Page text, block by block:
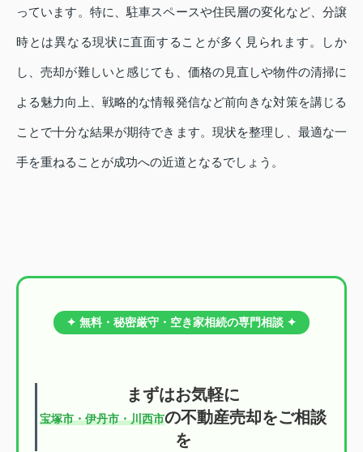
っています。特に、駐車スペースや住民層の変化など、分譲
時とは異なる現状に直面することが多く見られます。しか
し、売却が難しいと感じても、価格の見直しや物件の清掃に
よる魅力向上、戦略的な情報発信など前向きな対策を講じる
ことで十分な結果が期待できます。現状を整理し、最適な一
手を重ねることが成功への近道となるでしょう。
✦ 無料・秘密厳守・空き家相続の専門相談 ✦
まずはお気軽に
宝塚市・伊丹市・川西市の不動産売却をご相談
を